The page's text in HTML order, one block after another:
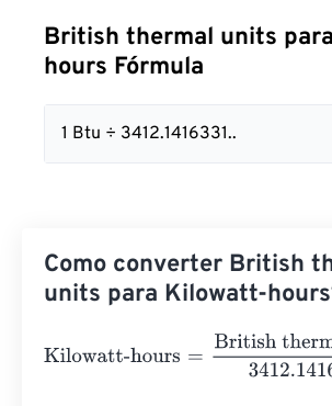
British thermal units
hours Fórmula
1 Btu ÷ 3412.1416331..
Como converter British
units para Kilowatt-
Kilowatt-hours British thermal units